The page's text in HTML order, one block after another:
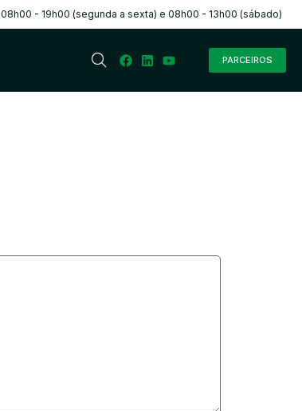
08h00 - 19h00 (segunda a sexta) e 08h00 - 13h00 (sábado)
PARCEIROS